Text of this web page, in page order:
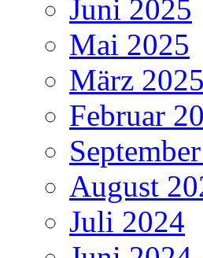
Juni 2025
Mai 2025
März 2025
Februar
August
Juli 2024